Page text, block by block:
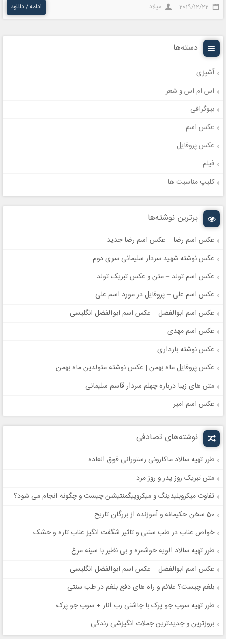
2019/12/22 میلاد ادامه / دانلود
دسته‌ها
آشپزی
اس ام اس و شعر
بیوگرافی
عکس اسم
عکس پروفایل
فیلم
کلیپ مناسبت ها
برترین نوشته‌ها
عکس اسم رضا – عکس اسم رضا جدید
عکس نوشته شهید سردار سلیمانی سری دوم
عکس اسم تولد – متن و عکس تبریک تولد
عکس اسم علی – پروفایل در مورد اسم علی
عکس اسم ابوالفضل – عکس اسم ابوالفضل انگلیسی
عکس اسم مهدی
عکس نوشته بارداری
عکس پروفایل ماه بهمن | عکس نوشته متولدین ماه بهمن
متن های زیبا درباره چهلم سردار قاسم سلیمانی
عکس اسم امیر
نوشته‌های تصادفی
طرز تهیه سالاد ماکارونی رستورانی فوق العاده
متن تبریک روز پدر و روز مرد
تفاوت میکروبلیدینگ و میکروپیگمنتیشن چیست و چگونه انجام می شود؟
50 سخن حکیمانه و آموزنده از بزرگان تاریخ
خواص عناب در طب سنتی و تاثیر شگفت انگیز عناب تازه و خشک
طرز تهیه سالاد الویه خوشمزه و بی نظیر با سینه مرغ
عکس اسم ابوالفضل – عکس اسم ابوالفضل انگلیسی
بلغم چیست؟ علائم و راه های دفع بلغم در طب سنتی
طرز تهیه سوپ جو پرک با چاشنی رب انار + سوپ جو پرک
بروزترین و جدیدترین جملات انگیزشی زندگی